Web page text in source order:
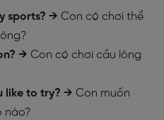
sports? → Con có chơi thể
→ Con có chơi cầu lông
like to try? → Con muốn
nào?